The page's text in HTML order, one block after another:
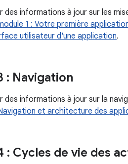
des informations à jour sur les
1 : Votre première
utilisateur d'une application.
: Navigation
des informations à jour sur la
et architecture des
: Cycles de vie des